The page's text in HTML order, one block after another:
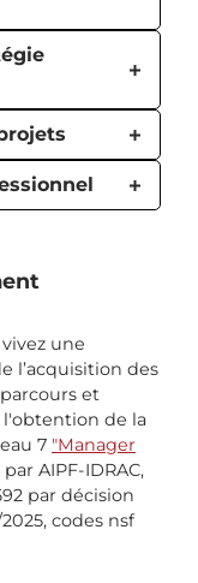
une
l’acquisition des
et
l'obtention de la
7 "Manager
AIPF-IDRAC,
par décision
codes nsf